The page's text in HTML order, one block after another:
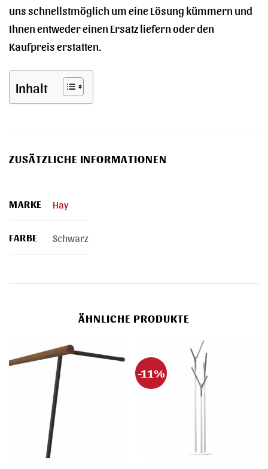
uns schnellstmöglich um eine Lösung kümmern und
Ihnen entweder einen Ersatz liefern oder den
Kaufpreis erstatten.
Inhalt
ZUSÄTZLICHE INFORMATIONEN
MARKE Hay
FARBE Schwarz
ÄHNLICHE PRODUKTE
-11%